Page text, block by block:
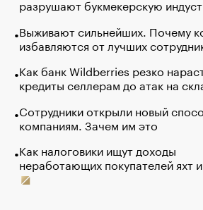
разрушают букмекерскую
Выживают сильнейших. Почему
избавляются от лучших
Как банк Wildberries резко
кредиты селлерам до атак на
Сотрудники открыли новый
компаниям. Зачем им это
Как налоговики ищут доходы
неработающих покупателей яхт